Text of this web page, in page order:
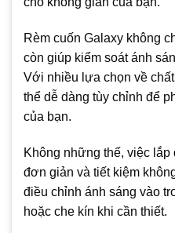
Rèm cuốn Galaxy không
còn giúp kiểm soát ánh
Với nhiều lựa chọn về
thể dễ dàng tùy chỉnh để
của bạn.
Không những thế, việc
đơn giản và tiết kiệm
điều chỉnh ánh sáng vào
hoặc che kín khi cần thiết.